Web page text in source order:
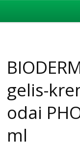
gelis-
odai
ml